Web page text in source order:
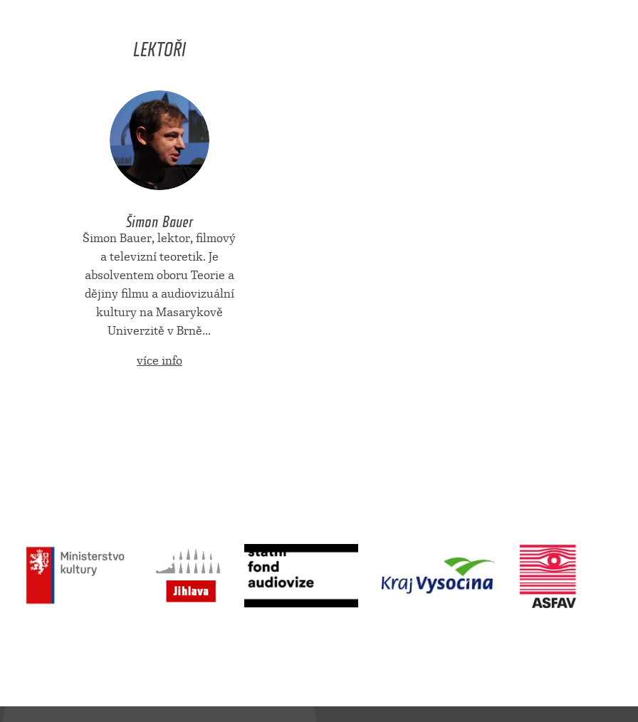
LEKTOŘI
Šimon Bauer
Šimon Bauer, lektor, filmový
a televizní teoretik. Je
absolventem oboru Teorie a
dějiny filmu a audiovizuální
kultury na Masarykově
Univerzitě v Brně...
více info